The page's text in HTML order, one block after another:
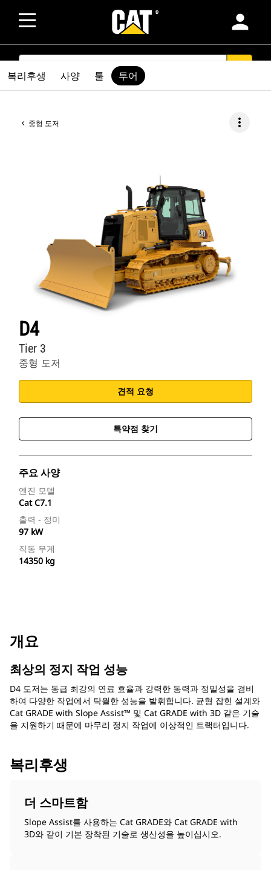
person
SEARCH
중형 도저 more_vert
D4
중형 도저
Tier 3
견적 요청
특약점 찾기
주요 사양
엔진 모델
Cat C7.1
출력 - 정미
97 kW
작동 무게
14350 kg
복리후생 사양 툴 투어
개요
최상의 정지 작업 성능
D4 도저는 동급 최강의 연료 효율과 강력한 동력과 정밀성을 겸비
하여 다양한 작업에서 탁월한 성능을 발휘합니다. 균형 잡힌 설계와
Cat GRADE with Slope Assist™ 및 Cat GRADE with 3D 같은 기술
을 지원하기 때문에 마무리 정지 작업에 이상적인 트랙터입니다.
복리후생
더 스마트함
Slope Assist를 사용하는 Cat GRADE와 Cat GRADE with
3D와 같이 기본 장착된 기술로 생산성을 높이십시오.